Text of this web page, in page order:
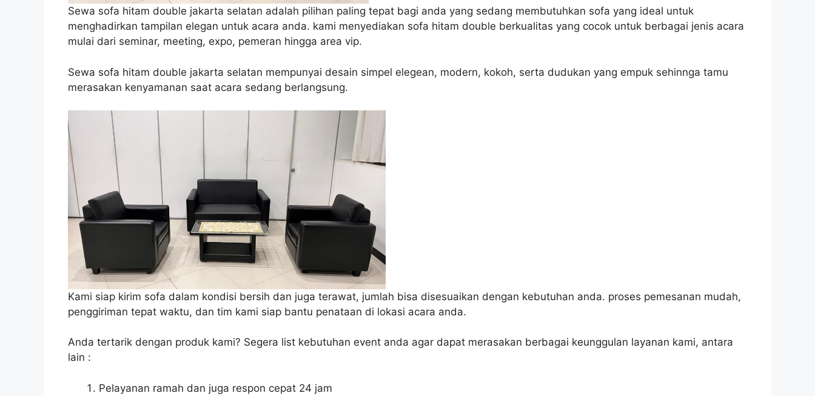
Sewa sofa hitam double jakarta selatan adalah pilihan paling tepat bagi anda yang sedang membutuhkan sofa yang ideal untuk
menghadirkan tampilan elegan untuk acara anda. kami menyediakan sofa hitam double berkualitas yang cocok untuk berbagai jenis acara
mulai dari seminar, meeting, expo, pemeran hingga area vip.
Sewa sofa hitam double jakarta selatan mempunyai desain simpel elegean, modern, kokoh, serta dudukan yang empuk sehinnga tamu
merasakan kenyamanan saat acara sedang berlangsung.
Kami siap kirim sofa dalam kondisi bersih dan juga terawat, jumlah bisa disesuaikan dengan kebutuhan anda. proses pemesanan mudah,
penggiriman tepat waktu, dan tim kami siap bantu penataan di lokasi acara anda.
Anda tertarik dengan produk kami? Segera list kebutuhan event anda agar dapat merasakan berbagai keunggulan layanan kami, antara
lain :
Pelayanan ramah dan juga respon cepat 24 jam